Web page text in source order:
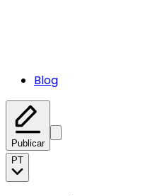
Blog
Publicar
PT